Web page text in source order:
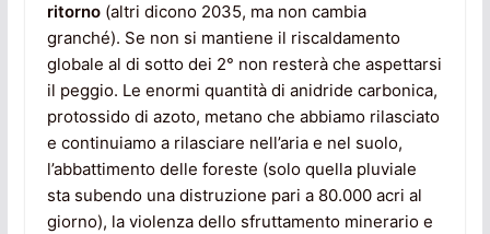
ritorno (altri dicono 2035, ma non cambia
granché). Se non si mantiene il riscaldamento
globale al di sotto dei 2° non resterà che aspettarsi
il peggio. Le enormi quantità di anidride carbonica,
protossido di azoto, metano che abbiamo rilasciato
e continuiamo a rilasciare nell’aria e nel suolo,
l’abbattimento delle foreste (solo quella pluviale
sta subendo una distruzione pari a 80.000 acri al
giorno), la violenza dello sfruttamento minerario e